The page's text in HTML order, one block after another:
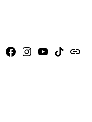
Faceboook
Instagram
YoutubeTiktokissuu